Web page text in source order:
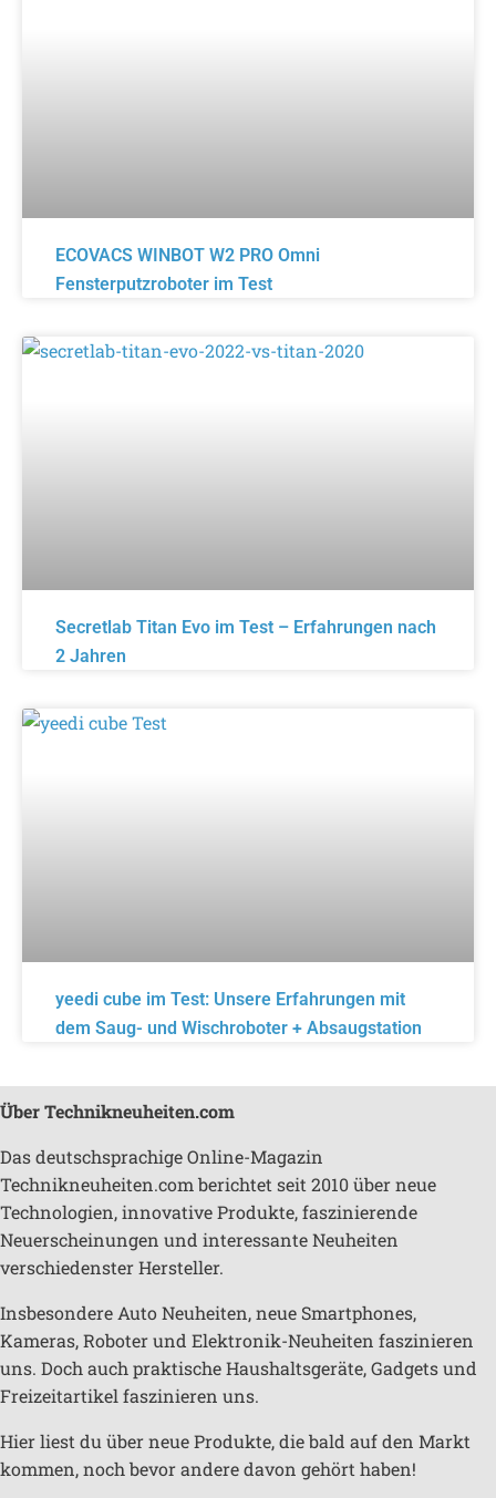
ECOVACS WINBOT W2 PRO Omni
Fensterputzroboter im Test
Secretlab Titan Evo im Test – Erfahrungen nach
2 Jahren
yeedi cube im Test: Unsere Erfahrungen mit
dem Saug- und Wischroboter + Absaugstation
Über Technikneuheiten.com
Das deutschsprachige Online-Magazin
Technikneuheiten.com berichtet seit 2010 über neue
Technologien, innovative Produkte, faszinierende
Neuerscheinungen und interessante Neuheiten
verschiedenster Hersteller.
Insbesondere Auto Neuheiten, neue Smartphones,
Kameras, Roboter und Elektronik-Neuheiten faszinieren
uns. Doch auch praktische Haushaltsgeräte, Gadgets und
Freizeitartikel faszinieren uns.
Hier liest du über neue Produkte, die bald auf den Markt
kommen, noch bevor andere davon gehört haben!